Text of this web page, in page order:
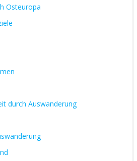
Osteuropa
durch Auswanderung